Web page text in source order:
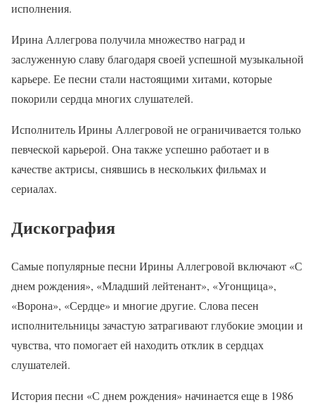
исполнения.
Ирина Аллегрова получила множество наград и
заслуженную славу благодаря своей успешной музыкальной
карьере. Ее песни стали настоящими хитами, которые
покорили сердца многих слушателей.
Исполнитель Ирины Аллегровой не ограничивается только
певческой карьерой. Она также успешно работает и в
качестве актрисы, снявшись в нескольких фильмах и
сериалах.
Дискография
Самые популярные песни Ирины Аллегровой включают «С
днем рождения», «Младший лейтенант», «Угонщица»,
«Ворона», «Сердце» и многие другие. Слова песен
исполнительницы зачастую затрагивают глубокие эмоции и
чувства, что помогает ей находить отклик в сердцах
слушателей.
История песни «С днем рождения» начинается еще в 1986